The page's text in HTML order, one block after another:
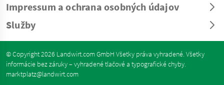
Impressum a ochrana osobných údajov
Služby
© Copyright 2026 Landwirt.com GmbH Všetky práva vyhradené. Všetky
informácie bez záruky – vyhradené tlačové a typografické chyby.
marktplatz@landwirt.com